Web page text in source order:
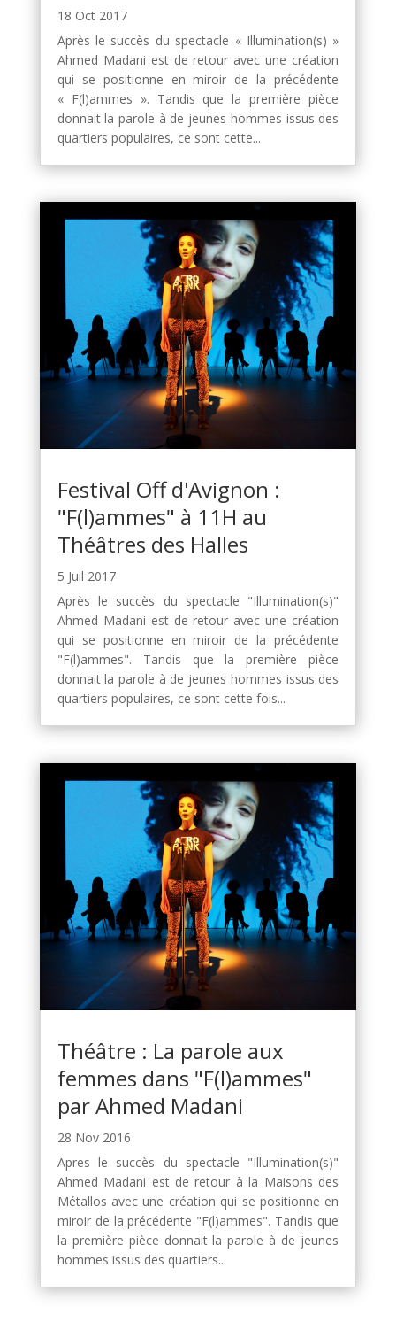
18 Oct 2017
Après le succès du spectacle « Illumination(s) »
Ahmed Madani est de retour avec une création
qui se positionne en miroir de la précédente
« F(l)ammes ». Tandis que la première pièce
donnait la parole à de jeunes hommes issus des
quartiers populaires, ce sont cette...
Festival Off d'Avignon :
"F(l)ammes" à 11H au
Théâtres des Halles
5 Juil 2017
Après le succès du spectacle "Illumination(s)"
Ahmed Madani est de retour avec une création
qui se positionne en miroir de la précédente
"F(l)ammes". Tandis que la première pièce
donnait la parole à de jeunes hommes issus des
quartiers populaires, ce sont cette fois...
Théâtre : La parole aux
femmes dans "F(l)ammes"
par Ahmed Madani
28 Nov 2016
Apres le succès du spectacle "Illumination(s)"
Ahmed Madani est de retour à la Maisons des
Métallos avec une création qui se positionne en
miroir de la précédente "F(l)ammes". Tandis que
la première pièce donnait la parole à de jeunes
hommes issus des quartiers...